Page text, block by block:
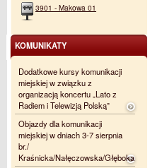
3901 - Makowa 01
KOMUNIKATY
Dodatkowe kursy komunikacji
miejskiej w związku z
organizacją koncertu „Lato z
Radiem i Telewizją Polską”
Objazdy dla komunikacji
miejskiej w dniach 3-7 sierpnia
br./
Kraśnicka/Nałęczowska/Głęboka